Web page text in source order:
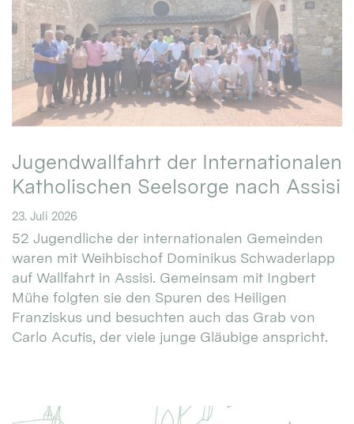
Jugendwallfahrt der Internationalen
Katholischen Seelsorge nach Assisi
23. Juli 2026
52 Jugendliche der internationalen Gemeinden
waren mit Weihbischof Dominikus Schwaderlapp
auf Wallfahrt in Assisi. Gemeinsam mit Ingbert
Mühe folgten sie den Spuren des Heiligen
Franziskus und besuchten auch das Grab von
Carlo Acutis, der viele junge Gläubige anspricht.